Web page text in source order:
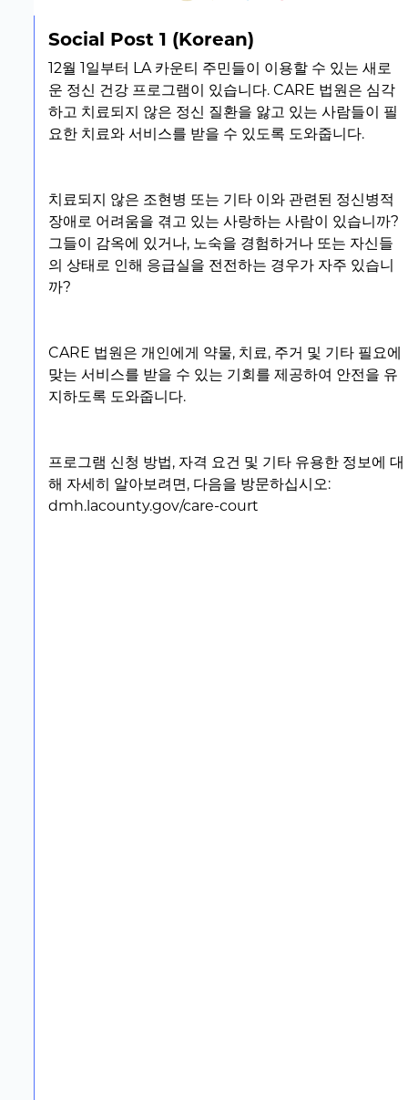
Social Post 1 (Korean)
12월 1일부터 LA 카운티 주민들이 이용할 수 있는 새로
운 정신 건강 프로그램이 있습니다. CARE 법원은 심각
하고 치료되지 않은 정신 질환을 앓고 있는 사람들이 필
요한 치료와 서비스를 받을 수 있도록 도와줍니다.
치료되지 않은 조현병 또는 기타 이와 관련된 정신병적
장애로 어려움을 겪고 있는 사랑하는 사람이 있습니까?
그들이 감옥에 있거나, 노숙을 경험하거나 또는 자신들
의 상태로 인해 응급실을 전전하는 경우가 자주 있습니
까?
CARE 법원은 개인에게 약물, 치료, 주거 및 기타 필요에
맞는 서비스를 받을 수 있는 기회를 제공하여 안전을 유
지하도록 도와줍니다.
프로그램 신청 방법, 자격 요건 및 기타 유용한 정보에 대
해 자세히 알아보려면, 다음을 방문하십시오:
dmh.lacounty.gov/care-court